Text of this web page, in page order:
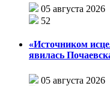
05 августа 2026
52
«Источником
явилась
05 августа 2026